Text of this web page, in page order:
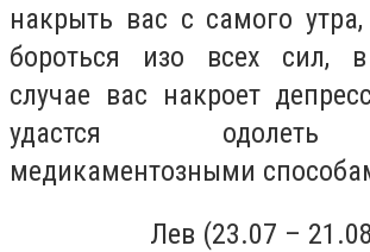
накрыть вас с самого
бороться изо всех сил,
случае вас накроет
удастся
медикаментозными
Лев (23.07 –